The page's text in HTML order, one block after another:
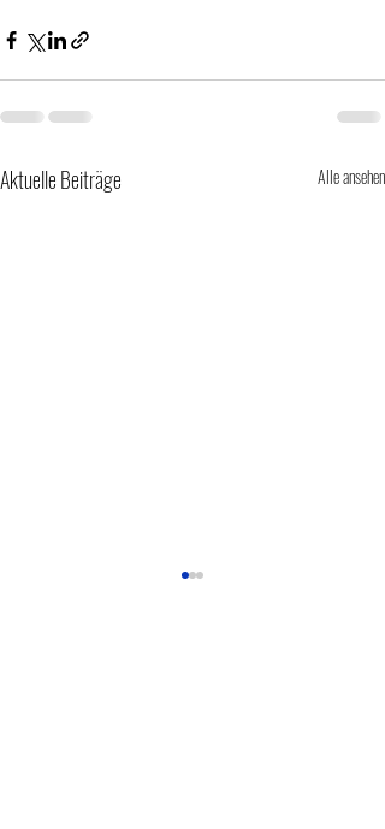
Aktuelle Beiträge Alle ansehen